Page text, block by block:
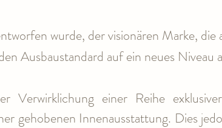
wurde, der visionären Marke, die
Ausbaustandard auf ein neues Niveau
einer Reihe exklusiver
gehobenen Innenausstattung. Dies